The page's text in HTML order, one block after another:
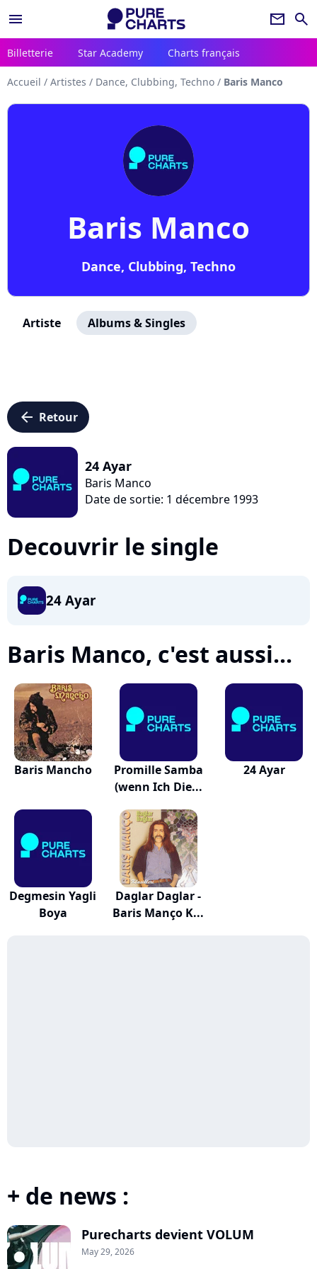
menu newsletter search
Billetterie Star Academy Charts français
Accueil / Artistes / Dance, Clubbing, Techno / Baris Manco
Baris Manco
Dance, Clubbing, Techno
Artiste Albums & Singles
arrow_left Retour
24 Ayar
Baris Manco
Date de sortie: 1 décembre 1993
Decouvrir le single
24 Ayar
Baris Manco, c'est aussi...
Baris Mancho
Promille Samba
(wenn Ich Die...
24 Ayar
Degmesin Yagli
Boya
Daglar Daglar -
Baris Manço K...
+ de news :
Purecharts devient VOLUM
May 29, 2026